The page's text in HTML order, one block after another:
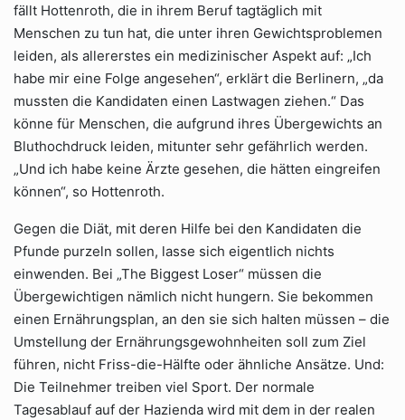
fällt Hottenroth, die in ihrem Beruf tagtäglich mit
Menschen zu tun hat, die unter ihren Gewichtsproblemen
leiden, als allererstes ein medizinischer Aspekt auf: „Ich
habe mir eine Folge angesehen“, erklärt die Berlinern, „da
mussten die Kandidaten einen Lastwagen ziehen.“ Das
könne für Menschen, die aufgrund ihres Übergewichts an
Bluthochdruck leiden, mitunter sehr gefährlich werden.
„Und ich habe keine Ärzte gesehen, die hätten eingreifen
können“, so Hottenroth.
Gegen die Diät, mit deren Hilfe bei den Kandidaten die
Pfunde purzeln sollen, lasse sich eigentlich nichts
einwenden. Bei „The Biggest Loser“ müssen die
Übergewichtigen nämlich nicht hungern. Sie bekommen
einen Ernährungsplan, an den sie sich halten müssen – die
Umstellung der Ernährungsgewohnheiten soll zum Ziel
führen, nicht Friss-die-Hälfte oder ähnliche Ansätze. Und:
Die Teilnehmer treiben viel Sport. Der normale
Tagesablauf auf der Hazienda wird mit dem in der realen